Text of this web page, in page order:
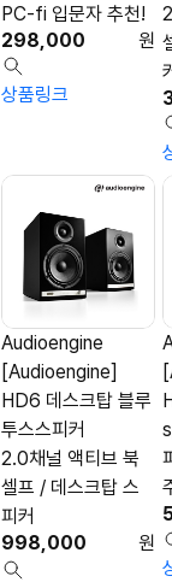
PC-fi 입문자 추천!
298,000
원
상품링크
Audioengine
[Audioengine]
HD6 데스크탑 블루
투스스피커
2.0채널 액티브 북
셀프 / 데스크탑 스
피커
998,000
원